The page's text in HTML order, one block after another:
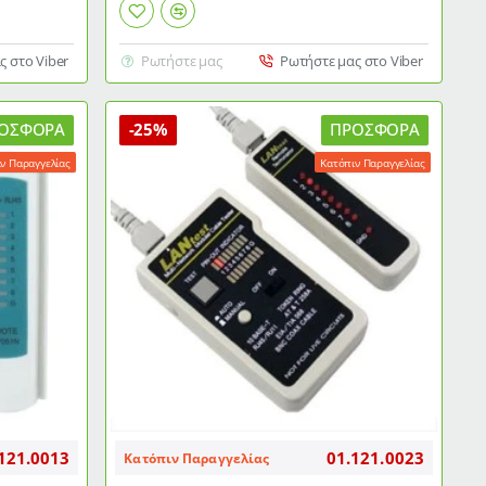
στο Viber
RJ45,
RJ11,
RJ12
με
διακόπτη
ενεργοποίησης
Ρωτήστε μας Ρωτήστε μας στο Viber
Παραγγελίας
ΠΡΟΣΦΟΡΆ
-25%
Κατόπιν Παραγγελίας
Κατόπιν Παραγγελίας 01.121.0023